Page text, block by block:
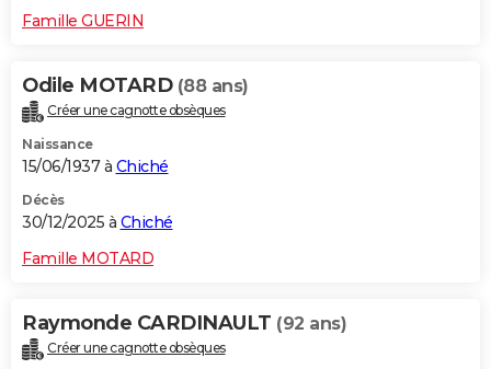
Famille GUERIN
Odile MOTARD (88 ans)
Créer une cagnotte obsèques
Naissance
15/06/1937 à Chiché
Décès
30/12/2025 à Chiché
Famille MOTARD
Raymonde CARDINAULT (92 ans)
Créer une cagnotte obsèques